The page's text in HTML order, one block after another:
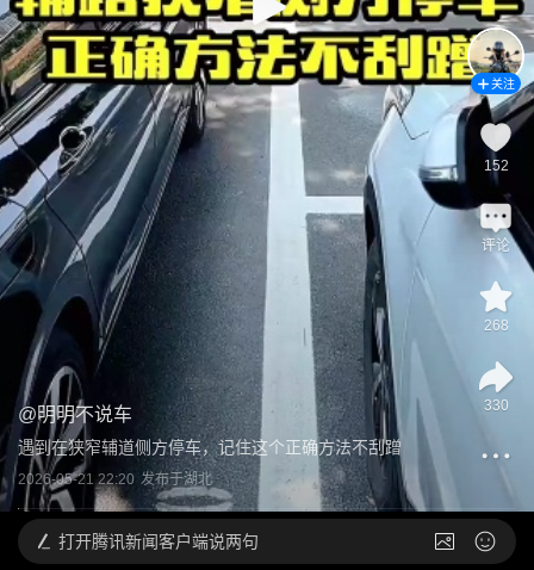
@明明不说车
遇到在狭窄辅道侧方停车，记住这个正确方法不刮蹭
2026-05-21 22:20 发布于湖北
关注
152
评论
268
330
打开腾讯新闻客户端说两句